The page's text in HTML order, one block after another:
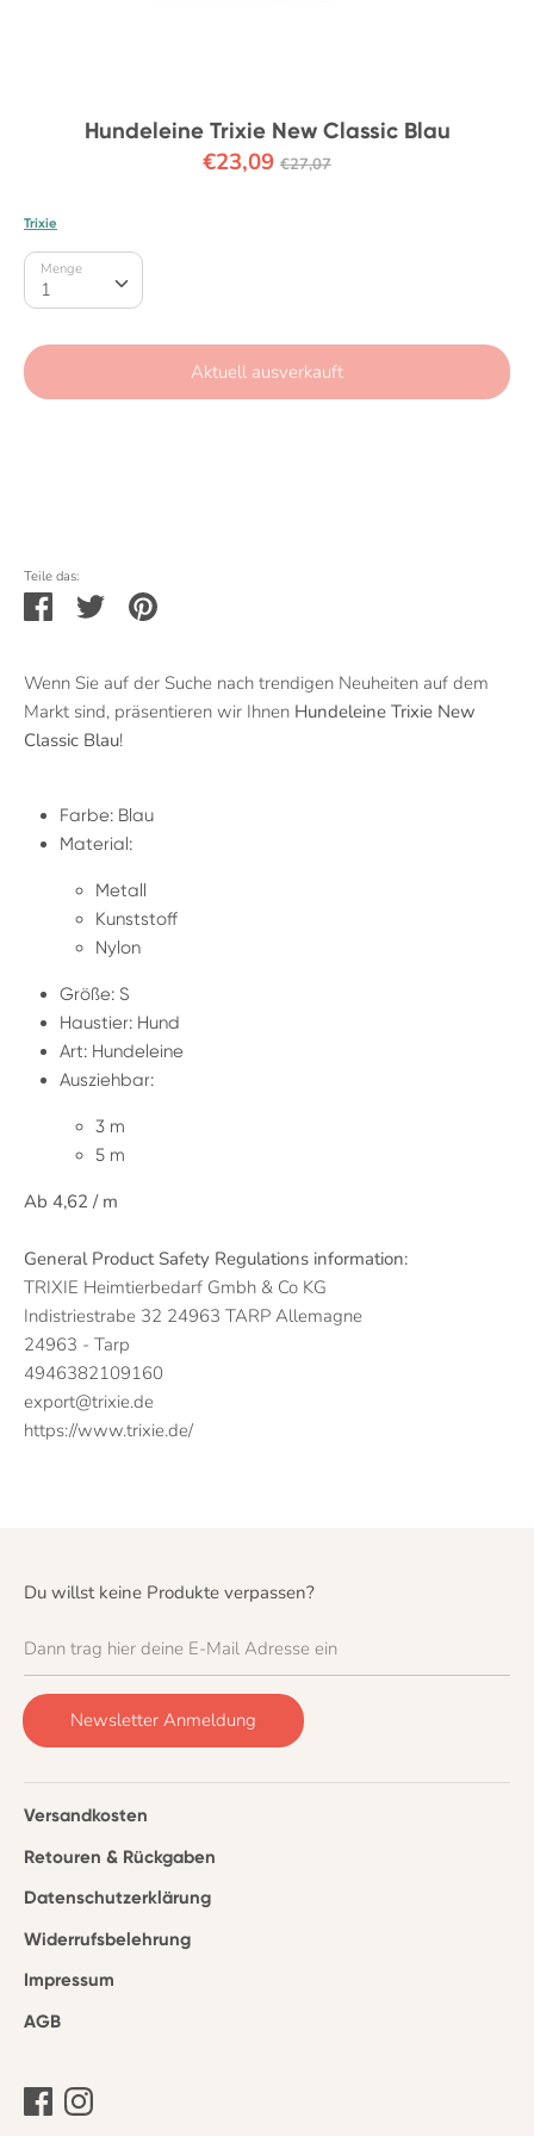
Hundeleine Trixie New Classic Blau
€23,09Normaler
€27,07
Trixie
Menge
1
Menge
Aktuell ausverkauft
Teile das:
TeilenTwitternPinnen
Wenn Sie auf der Suche nach trendigen Neuheiten auf dem
Markt sind, präsentieren wir Ihnen Hundeleine Trixie New
Classic Blau!
Farbe: Blau
Material:
Metall
Kunststoff
Nylon
Größe: S
Haustier: Hund
Art: Hundeleine
Ausziehbar:
3 m
5 m
Ab 4,62 / m
General Product Safety Regulations information:
TRIXIE Heimtierbedarf Gmbh & Co KG
Indistriestrabe 32 24963 TARP Allemagne
24963 - Tarp
4946382109160
export@trixie.de
https://www.trixie.de/
Du willst keine Produkte verpassen?
Dann trag hier deine E-Mail Adresse ein
Newsletter Anmeldung
Versandkosten
Retouren & Rückgaben
Datenschutzerklärung
Widerrufsbelehrung
Impressum
AGB